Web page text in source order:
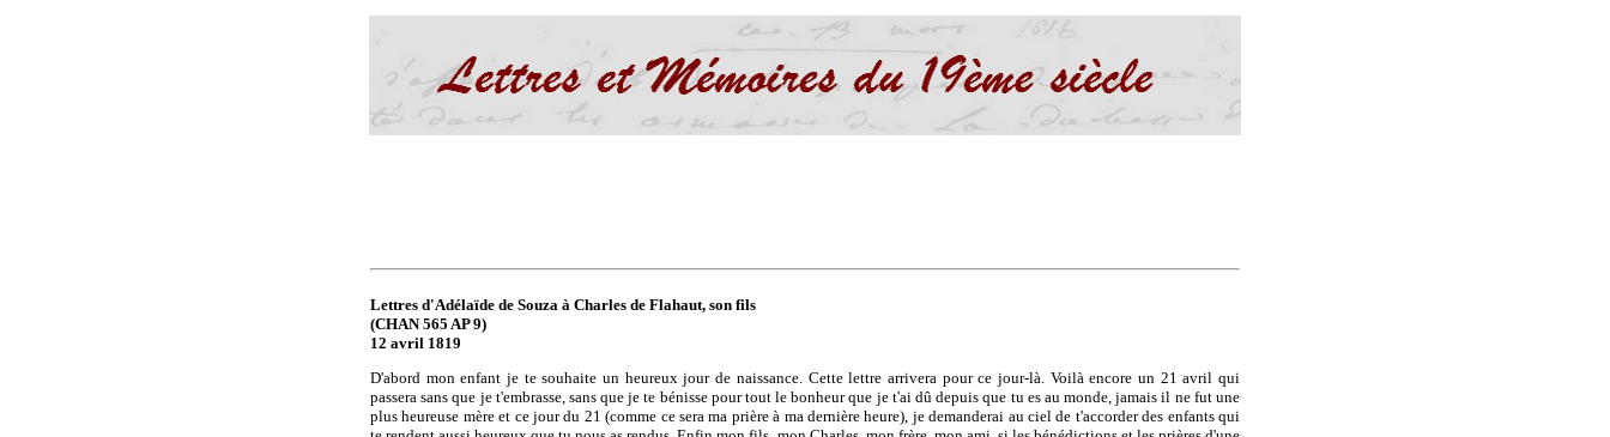
Lettres d'Adélaïde de Souza à Charles de Flahaut, son fils
(CHAN 565 AP 9)
12 avril 1819
D'abord mon enfant je te souhaite un heureux jour de naissance. Cette lettre arrivera pour ce jour-là. Voilà encore un 21 avril qui
passera sans que je t'embrasse, sans que je te bénisse pour tout le bonheur que je t'ai dû depuis que tu es au monde, jamais il ne fut une
plus heureuse mère et ce jour du 21 (comme ce sera ma prière à ma dernière heure), je demanderai au ciel de t'accorder des enfants qui